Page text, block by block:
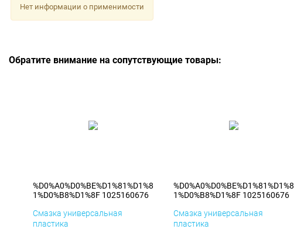
Нет информации о применимости
Обратите внимание на сопутствующие товары:
%D0%A0%D0%BE%D1%81%D1%8
1%D0%B8%D1%8F 1025160676
Смазка универсальная
пластика
%D0%A0%D0%BE%D1%81%D1%8
1%D0%B8%D1%8F 1025160676
Смазка универсальная
пластика